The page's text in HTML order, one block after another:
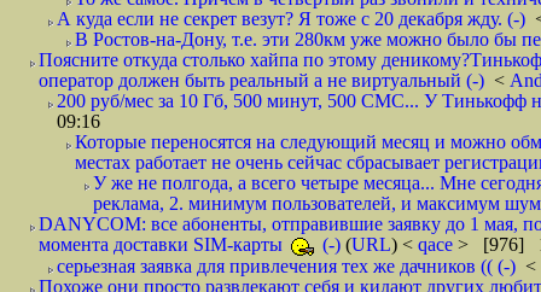
А куда если не секрет везут? Я тоже с 20 декабря жду. (-)
В Ростов-на-Дону, т.е. эти 280км уже можно было бы
Поясните откуда столько хайпа по этому
оператор должен быть реальный а не виртуальный (-) <
200 руб/мес за 10 Гб, 500 минут, 500 СМС... У Тинькофф
09:16
Которые переносятся на следующий месяц и можно
местах работает не очень сейчас сбрасывает
У же не полгода, а всего четыре месяца... Мне
реклама, 2. минимум пользователей, и максимум
DANYCOM: все абоненты, отправившие заявку до 1 мая,
момента доставки SIM-карты
(-) (URL) < qace > [976]
серьезная заявка для привлечения тех же дачников (( (-) <
Похоже они просто развлекают себя и кидают других